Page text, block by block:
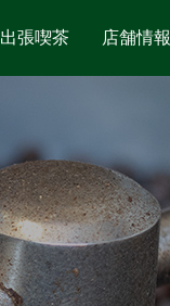
出張喫茶 店舗情報